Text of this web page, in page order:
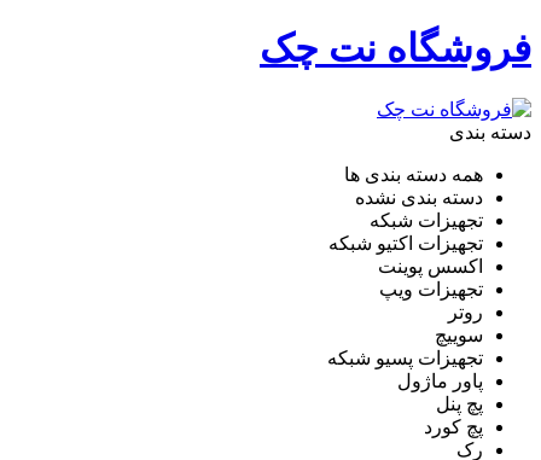
فروشگاه نت چک
دسته بندی
همه دسته بندی ها
دسته بندی نشده
تجهیزات شبکه
تجهیزات اکتیو شبکه
اکسس پوینت
تجهیزات ویپ
روتر
سوییچ
تجهیزات پسیو شبکه
پاور ماژول
پچ پنل
پچ کورد
رک